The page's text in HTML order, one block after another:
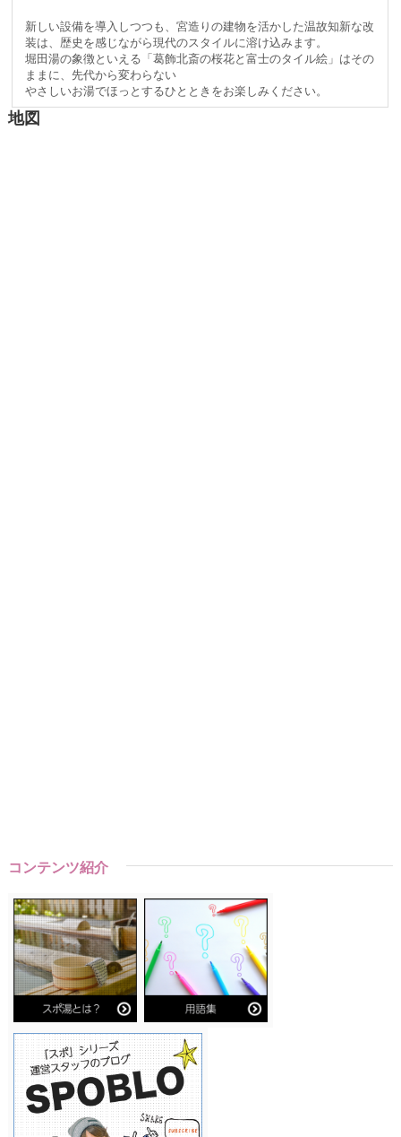
新しい設備を導入しつつも、宮造りの建物を活かした温故知新な改
装は、歴史を感じながら現代のスタイルに溶け込みます。
堀田湯の象徴といえる「葛飾北斎の桜花と富士のタイル絵」はその
ままに、先代から変わらない
やさしいお湯でほっとするひとときをお楽しみください。
地図
コンテンツ紹介